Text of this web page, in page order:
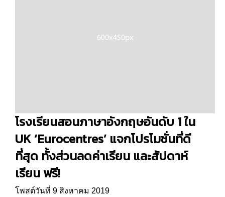
โรงเรียนสอนภาษาอังกฤษอันดับ 1 ใน
UK ‘Eurocentres’ แจกโปรโมชั่นที่ดี
ที่สุด ทั้งส่วนลดค่าเรียน และสัปดาห์
เรียน ฟรี!
โพสต์วันที่ 9 สิงหาคม 2019